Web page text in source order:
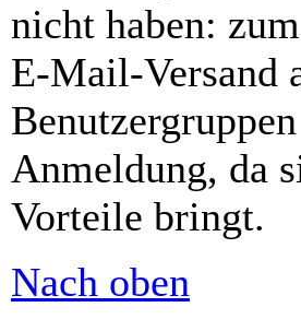
nicht haben:
E-Mail-Versand
Anmeldung, da
Vorteile bringt.
Nach oben